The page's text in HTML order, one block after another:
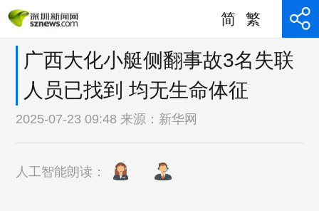
简 繁
广西大化小艇侧翻事故3名失联
人员已找到 均无生命体征
2025-07-23 09:48 来源： 新华网
人工智能朗读：